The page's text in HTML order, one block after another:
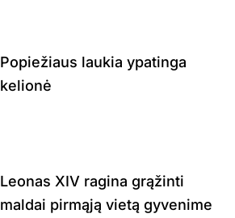
Popiežiaus laukia ypatinga
kelionė
Leonas XIV ragina grąžinti
maldai pirmąją vietą gyvenime